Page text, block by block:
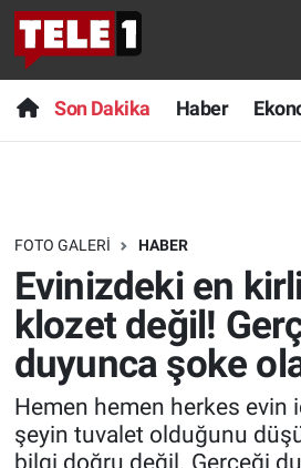
Son Dakika Haber
FOTO GALERI HABER
Evinizdeki en
klozet değil!
duyunca şoke
Hemen hemen herkes evin
şeyin tuvalet olduğunu
bilgi doğru değil. Gerçeği
Anında Manşet
Başka Sohbetler
Bilim turu
Bilim ve Teknoloji Evreni
Doğa Konuşuyor
Dünya
Son Dakika
Haber
Dünya
Teknoloji
Sağlık
Spor
Nöbetçi Eczaneler
Hava Durumu
Trafik Durumu
Süper Lig Puan Durumu ve
Tüm Manşetler
Son Dakika Haberleri